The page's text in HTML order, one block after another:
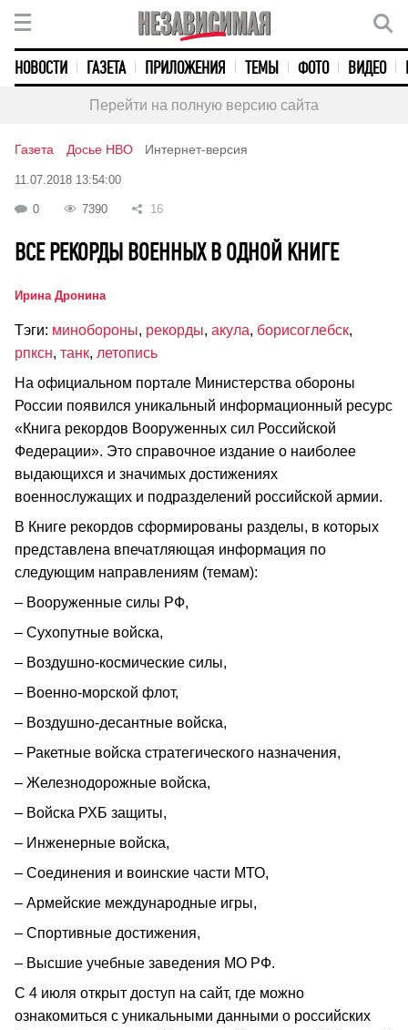
НОВОСТИ ГАЗЕТА ПРИЛОЖЕНИЯ ТЕМЫ ФОТО ВИДЕО
Перейти на полную версию сайта
Газета Досье НВО Интернет-версия
11.07.2018 13:54:00
0 7390 16
ВСЕ РЕКОРДЫ ВОЕННЫХ В ОДНОЙ КНИГЕ
Ирина Дронина
Тэги: минобороны, рекорды, акула, борисоглебск,
рпксн, танк, летопись
На официальном портале Министерства обороны
России появился уникальный информационный ресурс
«Книга рекордов Вооруженных сил Российской
Федерации». Это справочное издание о наиболее
выдающихся и значимых достижениях
военнослужащих и подразделений российской армии.
В Книге рекордов сформированы разделы, в которых
представлена впечатляющая информация по
следующим направлениям (темам):
– Вооруженные силы РФ,
– Сухопутные войска,
– Воздушно-космические силы,
– Военно-морской флот,
– Воздушно-десантные войска,
– Ракетные войска стратегического назначения,
– Железнодорожные войска,
– Войска РХБ защиты,
– Инженерные войска,
– Соединения и воинские части МТО,
– Армейские международные игры,
– Спортивные достижения,
– Высшие учебные заведения МО РФ.
С 4 июля открыт доступ на сайт, где можно
ознакомиться с уникальными данными о российских